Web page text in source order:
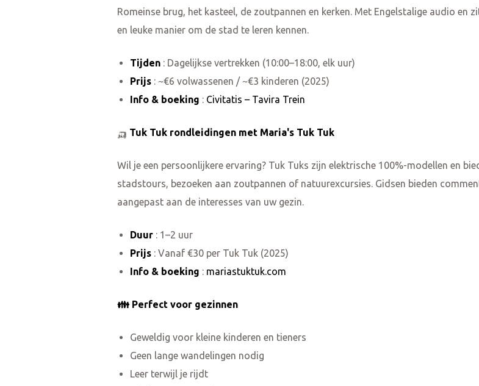
Romeinse brug, het kasteel, de zoutpannen en kerken. Met Engelstalige audio en
en leuke manier om de stad te leren kennen.
Tijden: Dagelijkse vertrekken (10:00–18:00, elk uur)
Prijs: ~€6 volwassenen / ~€3 kinderen (2025)
Info & boeking : Civitatis – Tavira Trein
🛺 Tuk Tuk rondleidingen met Maria's Tuk Tuk
Wil je een persoonlijkere ervaring? Tuk Tuks zijn elektrische 100%-modellen en
stadstours, bezoeken aan zoutpannen of natuurexcursies. Gidsen bieden
aangepast aan de interesses van uw gezin.
Duur: 1–2 uur
Prijs: Vanaf €30 per Tuk Tuk (2025)
Info & boeking : mariastuktuk.com
👪 Perfect voor gezinnen
Geweldig voor kleine kinderen en tieners
Geen lange wandelingen nodig
Leer terwijl je rijdt